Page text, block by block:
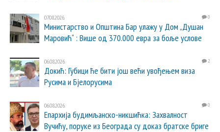
07.08.2026. 0
Министарство и Општина Бар улажу у Дом „Душан
Маровић“ : Више од 370.000 евра за боље услове
06.08.2026. 2
Докић: Губици ће бити још већи увођењем виза
Русима и Бјелорусима
06.08.2026. 0
Епархија будимљанско-никшићка: Захвалност
Вучићу, поруке из Београда су доказ братске бриге